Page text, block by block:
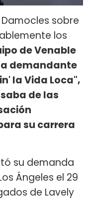
sobre
los
de Venable
demandante
la Vida Loca",
de las
su carrera
su demanda
Ángeles el 29
de Lavely